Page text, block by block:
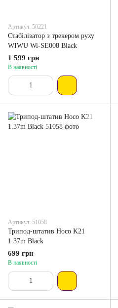
Артикул: 50221
Стабілізатор з трекером руху
WIWU Wi-SE008 Black
1 599 грн
В наявності
Артикул: 51058
Трипод-штатив Hoco K21
1.37m Black
699 грн
В наявності